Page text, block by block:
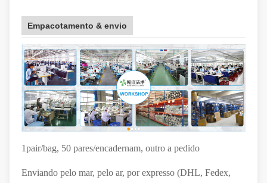
Empacotamento & envio
1pair/bag, 50 pares/encadernam, outro a pedido
Enviando pelo mar, pelo ar, por expresso (DHL, Fedex,